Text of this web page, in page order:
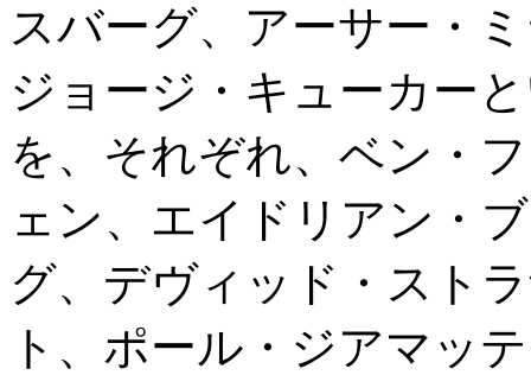
スバーグ、アーサー・
ジョージ・キューカー
を、それぞれ、ベン・
ェン、エイドリアン・
グ、デヴィッド・スト
ト、ポール・ジアマッ